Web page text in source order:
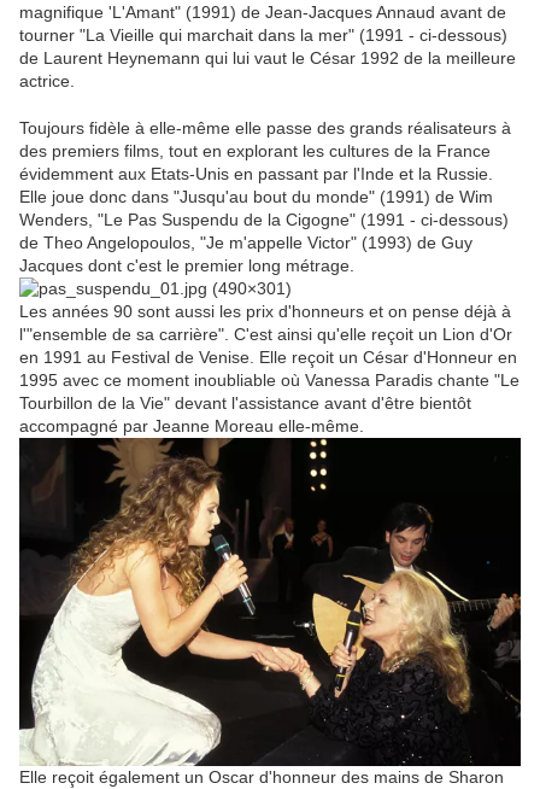
magnifique 'L'Amant" (1991) de Jean-Jacques Annaud avant de
tourner "La Vieille qui marchait dans la mer" (1991 - ci-dessous)
de Laurent Heynemann qui lui vaut le César 1992 de la meilleure
actrice.
Toujours fidèle à elle-même elle passe des grands réalisateurs à
des premiers films, tout en explorant les cultures de la France
évidemment aux Etats-Unis en passant par l'Inde et la Russie.
Elle joue donc dans "Jusqu'au bout du monde" (1991) de Wim
Wenders, "Le Pas Suspendu de la Cigogne" (1991 - ci-dessous)
de Theo Angelopoulos, "Je m'appelle Victor" (1993) de Guy
Jacques dont c'est le premier long métrage.
Les années 90 sont aussi les prix d'honneurs et on pense déjà à
l'"ensemble de sa carrière". C'est ainsi qu'elle reçoit un Lion d'Or
en 1991 au Festival de Venise. Elle reçoit un César d'Honneur en
1995 avec ce moment inoubliable où Vanessa Paradis chante "Le
Tourbillon de la Vie" devant l'assistance avant d'être bientôt
accompagné par Jeanne Moreau elle-même.
Elle reçoit également un Oscar d'honneur des mains de Sharon